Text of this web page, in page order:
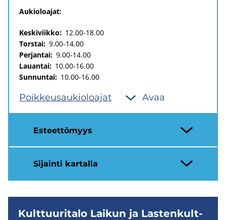
Aukioloajat:
Keskiviikko: 12.00-18.00
Torstai: 9.00-14.00
Perjantai: 9.00-14.00
Lauantai: 10.00-16.00
Sunnuntai: 10.00-16.00
Poik­keus­au­kio­loa­jat Avaa
Es­teet­tö­myys
Si­jain­ti kar­tal­la
Kult­tuu­ri­ta­lo Lai­kun ja Las­ten­kult­